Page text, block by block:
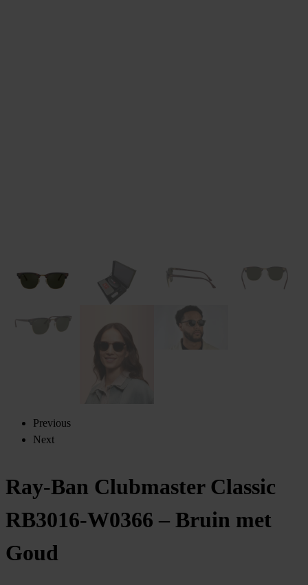
Previous
Next
Ray-Ban Clubmaster Classic
RB3016-W0366 – Bruin met
Goud